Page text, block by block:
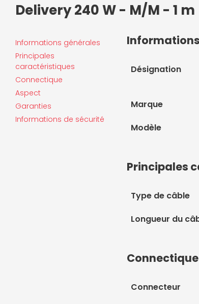
Delivery 240 W - M/M - 1 m
Informations générales
Principales
caractéristiques
Connectique
Aspect
Garanties
Informations de sécurité
Désignation
Marque
Modèle
Principales
Type de câble
Longueur du
Connectique
Connecteur